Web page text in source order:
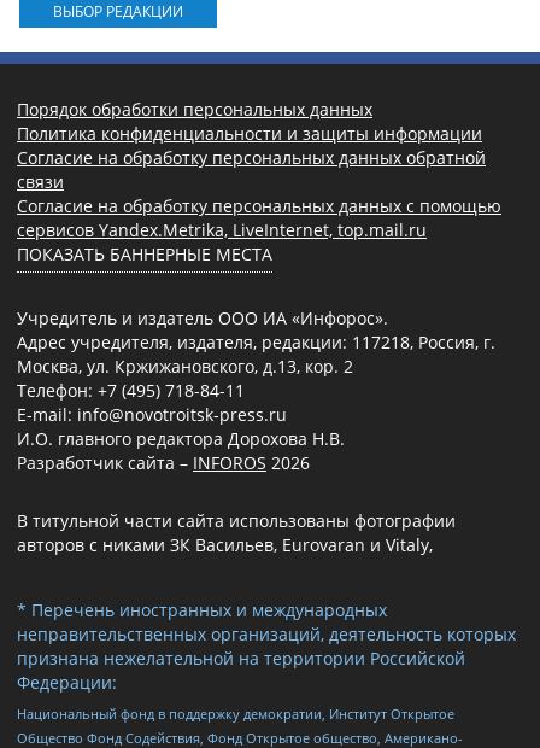
ВЫБОР РЕДАКЦИИ
Порядок обработки персональных данных
Политика конфиденциальности и защиты информации
Согласие на обработку персональных данных обратной
связи
Согласие на обработку персональных данных с помощью
сервисов Yandex.Metrika, LiveInternet, top.mail.ru
ПОКАЗАТЬ БАННЕРНЫЕ МЕСТА
Учредитель и издатель ООО ИА «Инфорос».
Адрес учредителя, издателя, редакции: 117218, Россия, г.
Москва, ул. Кржижановского, д.13, кор. 2
Телефон: +7 (495) 718-84-11
E-mail: info@novotroitsk-press.ru
И.О. главного редактора Дорохова Н.В.
Разработчик сайта – INFOROS 2026
В титульной части сайта использованы фотографии
авторов с никами ЗК Васильев, Eurovaran и Vitaly,
* Перечень иностранных и международных
неправительственных организаций, деятельность которых
признана нежелательной на территории Российской
Федерации:
Национальный фонд в поддержку демократии, Институт Открытое
Общество Фонд Содействия, Фонд Открытое общество, Американо-